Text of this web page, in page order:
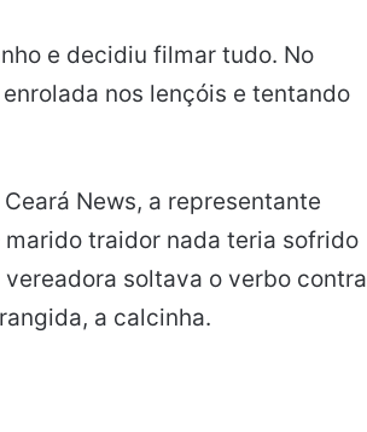
e decidiu filmar tudo. No
nos lençóis e tentando
News, a representante
traidor nada teria sofrido
soltava o verbo contra
a calcinha.